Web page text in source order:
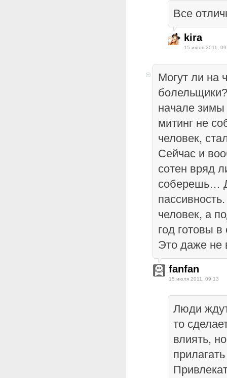
Все
kira
15 июля 2011,
Могут ли на
начале зимы
митинг не
человек,
Сейчас и
сотен вряд
соберешь…
человек, а
год готовы
Это даже не
fanfan
15 июля 2011, 09:13
Люди
то
влиять,